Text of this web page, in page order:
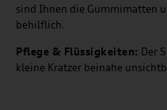
sind Ihnen die Gummimatten
behilflich.
Pflege & Flüssigkeiten: Der
kleine Kratzer beinahe